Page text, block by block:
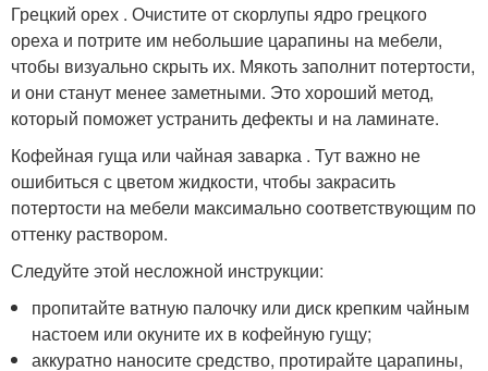
Грецкий орех . Очистите от скорлупы ядро грецкого
ореха и потрите им небольшие царапины на мебели,
чтобы визуально скрыть их. Мякоть заполнит потертости,
и они станут менее заметными. Это хороший метод,
который поможет устранить дефекты и на ламинате.
Кофейная гуща или чайная заварка . Тут важно не
ошибиться с цветом жидкости, чтобы закрасить
потертости на мебели максимально соответствующим по
оттенку раствором.
Следуйте этой несложной инструкции:
пропитайте ватную палочку или диск крепким чайным
настоем или окуните их в кофейную гущу;
аккуратно наносите средство, протирайте царапины,